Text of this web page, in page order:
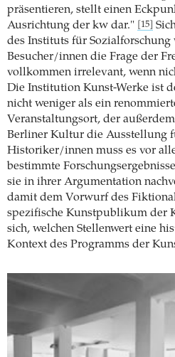
präsentieren, stellt einen
Ausrichtung der kw dar."
[15]
des Instituts für
Besucher/innen die Frage der
vollkommen irrelevant, wenn
Die Institution Kunst-Werke ist
nicht weniger als ein
Veranstaltungsort, der
Berliner Kultur die Ausstellung
Historiker/innen muss es vor
bestimmte
sie in ihrer Argumentation
damit dem Vorwurf des
spezifische Kunstpublikum der
sich, welchen Stellenwert eine
Kontext des Programms der